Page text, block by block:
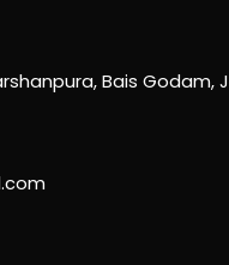
Bais Godam,